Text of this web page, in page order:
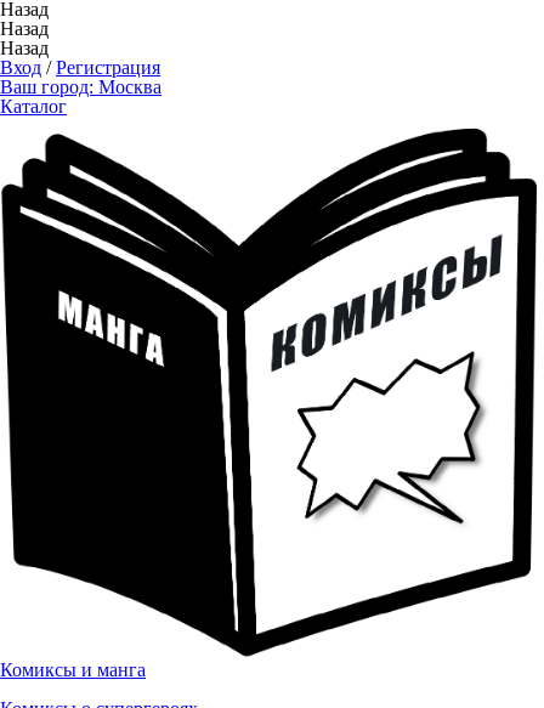
Назад
Назад
Назад
Вход /Регистрация
Ваш город: Москва
Каталог
Комиксы и манга